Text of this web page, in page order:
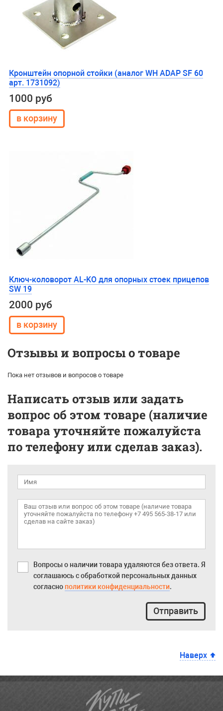
Кронштейн опорной стойки (аналог WH ADAP SF 60
арт. 1731092)
1000 руб
Ключ-коловорот AL-KO для опорных стоек прицепов
SW 19
2000 руб
Отзывы и вопросы о товаре
Пока нет отзывов и вопросов о товаре
Написать отзыв или задать
вопрос об этом товаре (наличие
товара уточняйте пожалуйста
по телефону или сделав заказ).
Вопросы о наличии товара удаляются без ответа. Я
соглашаюсь с обработкой персональных данных
согласно политики конфиденциальности.
Отправить
Наверх